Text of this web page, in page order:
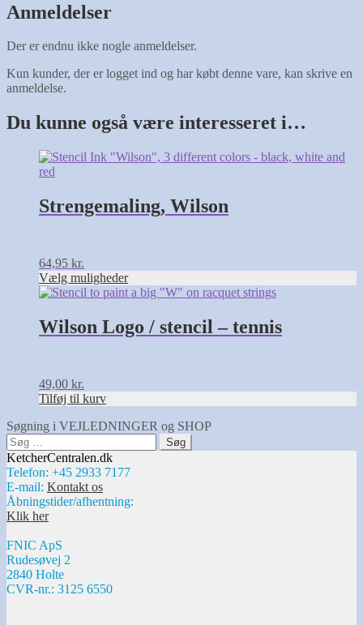
Anmeldelser
Der er endnu ikke nogle anmeldelser.
Kun kunder, der er logget ind og har købt denne vare, kan skrive en
anmeldelse.
Du kunne også være interesseret i…
Strengemaling, Wilson
64,95 kr.
Vælg muligheder
Dette
vare
flere
varianter.
vælges
på
varesiden
Wilson Logo / stencil – tennis
49,00 kr.
Tilføj til kurv
Søgning i VEJLEDNINGER og SHOP
Søg
efter:
KetcherCentralen.dk
Telefon: +45 2933 7177
E-mail: Kontakt os
Åbningstider/afhentning:
Klik her
FNIC ApS
Rudesøvej 2
2840 Holte
CVR-nr.: 3125 6550